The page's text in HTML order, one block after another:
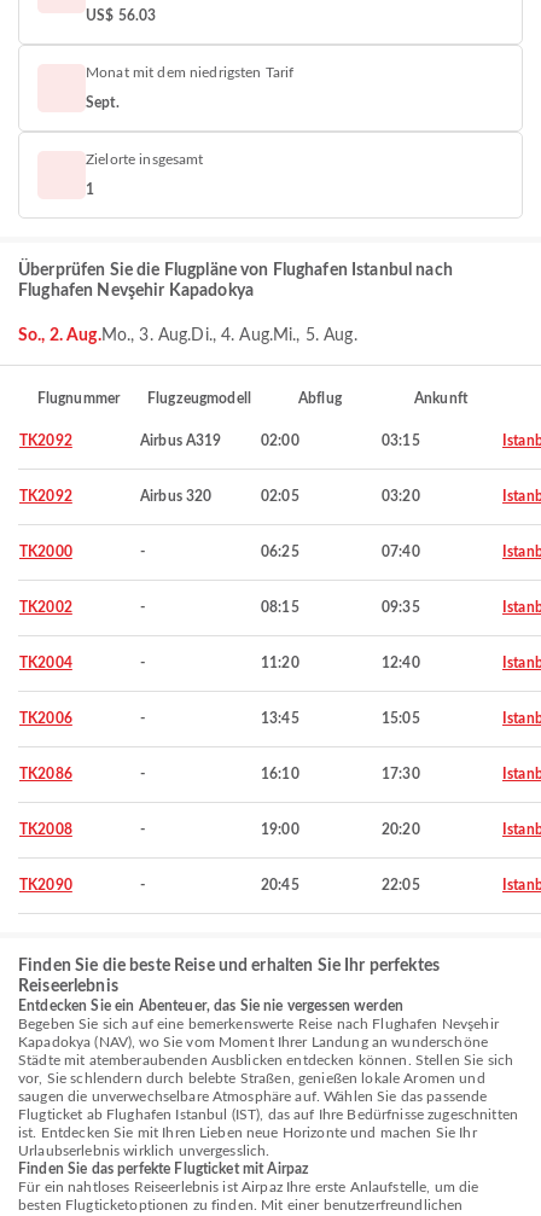
US$ 56.03
Monat mit dem niedrigsten Tarif
Sept.
Zielorte insgesamt
1
Überprüfen Sie die Flugpläne von Flughafen Istanbul nach
Flughafen Nevşehir Kapadokya
So., 2. Aug.Mo., 3. Aug.Di., 4. Aug.Mi., 5. Aug.
Flugnummer Flugzeugmodell Abflug Ankunft
TK2092 Airbus A319 02:00 03:15
TK2092 Airbus 320 02:05 03:20
TK2000 - 06:25 07:40
TK2002 - 08:15 09:35
TK2004 - 11:20 12:40
TK2006 - 13:45 15:05
TK2086 - 16:10 17:30
TK2008 - 19:00 20:20
TK2090 - 20:45 22:05
Finden Sie die beste Reise und erhalten Sie Ihr perfektes
Reiseerlebnis
Entdecken Sie ein Abenteuer, das Sie nie vergessen werden
Begeben Sie sich auf eine bemerkenswerte Reise nach Flughafen Nevşehir
Kapadokya (NAV), wo Sie vom Moment Ihrer Landung an wunderschöne
Städte mit atemberaubenden Ausblicken entdecken können. Stellen Sie sich
vor, Sie schlendern durch belebte Straßen, genießen lokale Aromen und
saugen die unverwechselbare Atmosphäre auf. Wählen Sie das passende
Flugticket ab Flughafen Istanbul (IST), das auf Ihre Bedürfnisse zugeschnitten
ist. Entdecken Sie mit Ihren Lieben neue Horizonte und machen Sie Ihr
Urlaubserlebnis wirklich unvergesslich.
Finden Sie das perfekte Flugticket mit Airpaz
Für ein nahtloses Reiseerlebnis ist Airpaz Ihre erste Anlaufstelle, um die
besten Flugticketoptionen zu finden. Mit einer benutzerfreundlichen